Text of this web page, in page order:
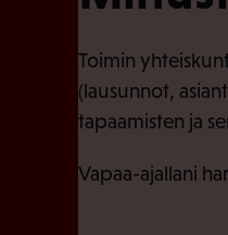
Toimin
(lausunnot,
tapaamisten ja
Vapaa-ajallani